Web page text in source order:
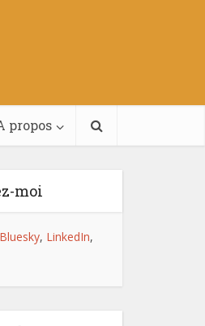
propos
moi
Bluesky, LinkedIn,